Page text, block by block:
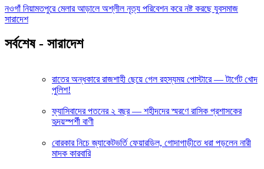
নওগাঁ নিয়ামতপুরে মেলার আড়ালে অশ্লীল নৃত্য পরিবেশন করে নষ্ট করছে যুবসমাজ
সারাদেশ
সর্বশেষ - সারাদেশ
রাতের অন্ধকারে রাজশাহী ছেয়ে গেল রহস্যময় পোস্টারে — টার্গেট খোদ
পুলিশ!
ফ্যাসিবাদের পতনের ২ বছর — শহীদদের স্মরণে রাসিক প্রশাসকের
হৃদয়স্পর্শী বাণী
বোরকার নিচে জ্যাকেটভর্তি ফেয়ারডিল, গোদাগাড়ীতে ধরা পড়লেন নারী
মাদক কারবারি